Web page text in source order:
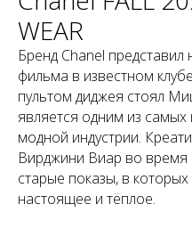
WEAR
Бренд Chanel
фильма в известном
пультом диджея стоял
является одним из
модной индустрии.
Вирджини Виар во время
старые показы, в
настоящее и тёплое.